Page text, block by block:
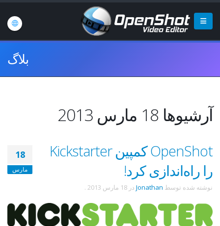
بلاگ
آرشیوها 18 مارس 2013
18
مارس
OpenShot کمپین Kickstarter
را راه‌اندازی کرد!
نوشته شده توسط Jonathan در 18 مارس 2013 .